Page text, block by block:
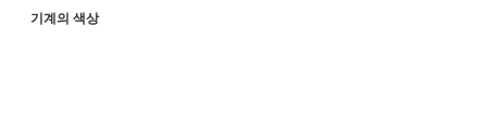
기계의 색상